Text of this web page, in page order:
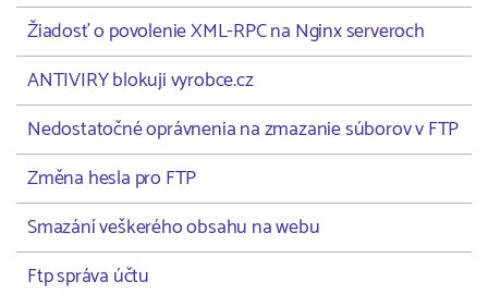
Žiadosť o povolenie XML-RPC na Nginx serveroch
ANTIVIRY blokuji vyrobce.cz
Nedostatočné oprávnenia na zmazanie súborov v FTP
Změna hesla pro FTP
Smazání veškerého obsahu na webu
Ftp správa účtu